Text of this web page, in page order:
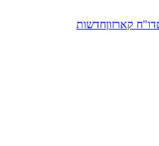
דו"ח קארזוןחדשות